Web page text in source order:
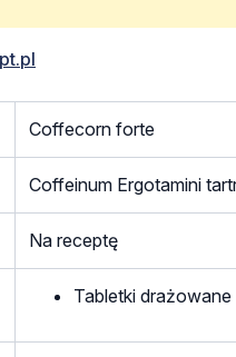
Coffecorn forte
Coffeinum Ergotamini
Na receptę
Tabletki drażowane